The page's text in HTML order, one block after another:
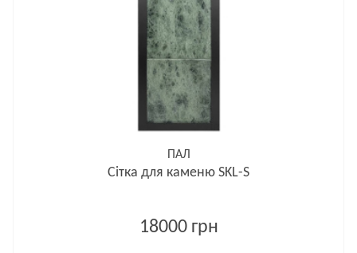
ПАЛ
Сітка для каменю SKL-S
18000 грн